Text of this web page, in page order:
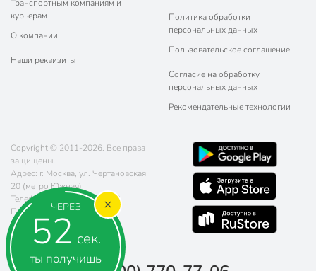
ЧЕРЕЗ
51 сек.
ты получишь
Транспортным компаниям и
курьерам
О компании
Наши реквизиты
Политика обработки
персональных данных
Пользовательское соглашение
Согласие на обработку
персональных данных
Рекомендательные технологии
Copyright © 2011-2026. Все права
защищены.
Адрес: г. Москва, ул. Чертановская
20 (метро Южная)
Телефон:
8 (800) 770-77-06
Почта:
sales@poryadok.ru